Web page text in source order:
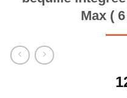
Max (